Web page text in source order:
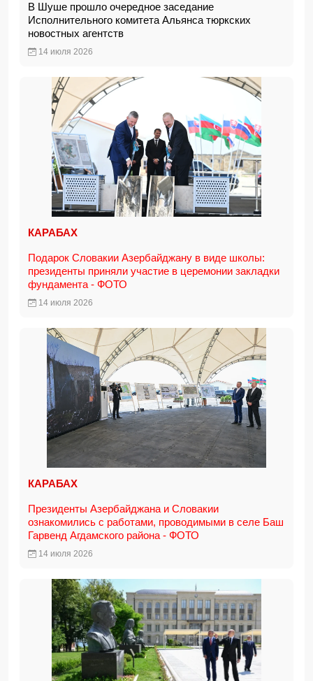
В Шуше прошло очередное заседание
Исполнительного комитета Альянса тюркских
новостных агентств
14 июля 2026
КАРАБАХ
Подарок Словакии Азербайджану в виде школы:
президенты приняли участие в церемонии закладки
фундамента - ФОТО
14 июля 2026
КАРАБАХ
Президенты Азербайджана и Словакии
ознакомились с работами, проводимыми в селе Баш
Гарвенд Агдамского района - ФОТО
14 июля 2026